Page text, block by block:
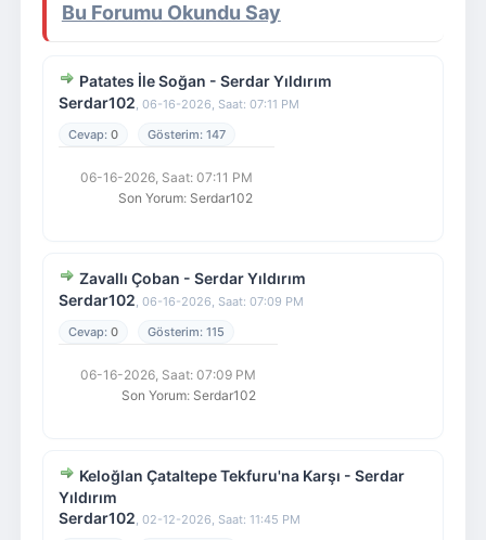
Bu Forumu Okundu Say
Patates İle Soğan - Serdar Yıldırım
Serdar102, 06-16-2026, Saat: 07:11 PM
0
147
06-16-2026, Saat: 07:11 PM
Son Yorum: Serdar102
Zavallı Çoban - Serdar Yıldırım
Serdar102, 06-16-2026, Saat: 07:09 PM
0
115
06-16-2026, Saat: 07:09 PM
Son Yorum: Serdar102
Keloğlan Çataltepe Tekfuru'na Karşı - Serdar
Yıldırım
Serdar102, 02-12-2026, Saat: 11:45 PM